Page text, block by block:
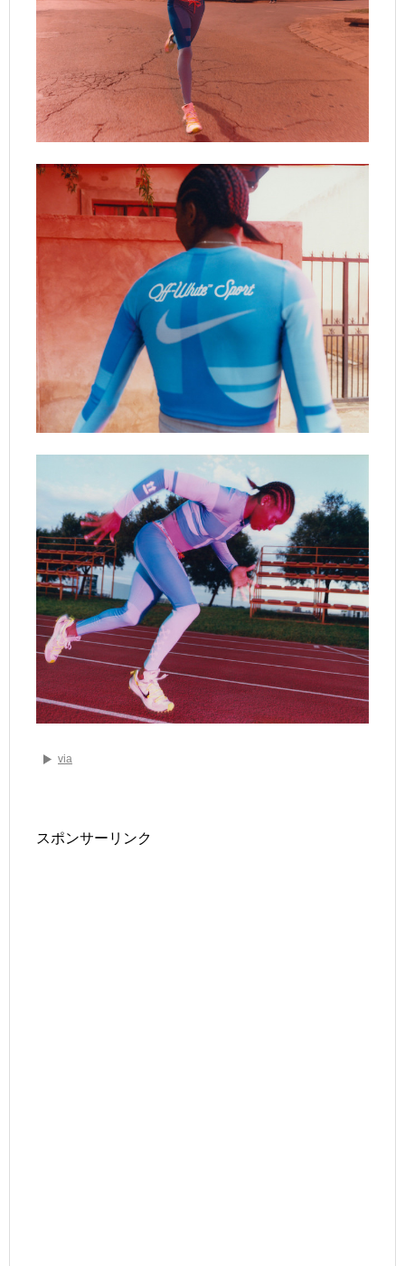
via
スポンサーリンク